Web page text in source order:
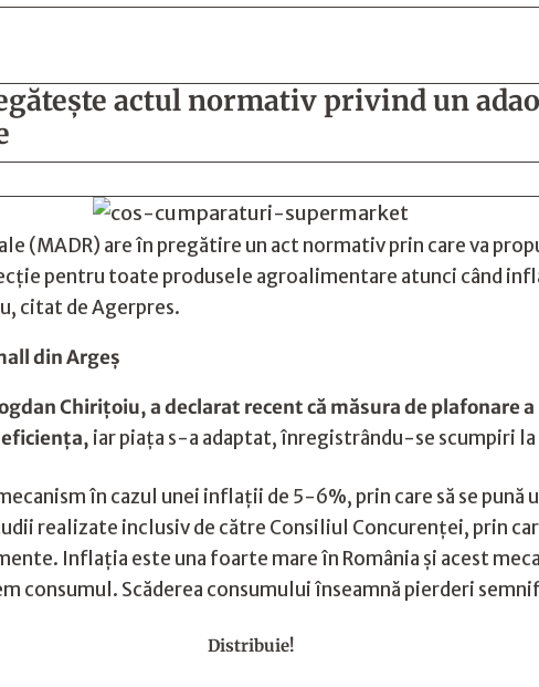
actul normativ privind un
(MADR) are în pregătire un act normativ prin care va
pentru toate produsele agroalimentare atunci când
citat de Agerpres.
din Argeș
Chiriţoiu, a declarat recent că măsura de plafonare
iar piaţa s-a adaptat, înregistrându-se scumpiri
în cazul unei inflaţii de 5-6%, prin care să se pună
realizate inclusiv de către Consiliul Concurenţei, prin
Inflaţia este una foarte mare în România şi acest
consumul. Scăderea consumului înseamnă pierderi
Distribuie!